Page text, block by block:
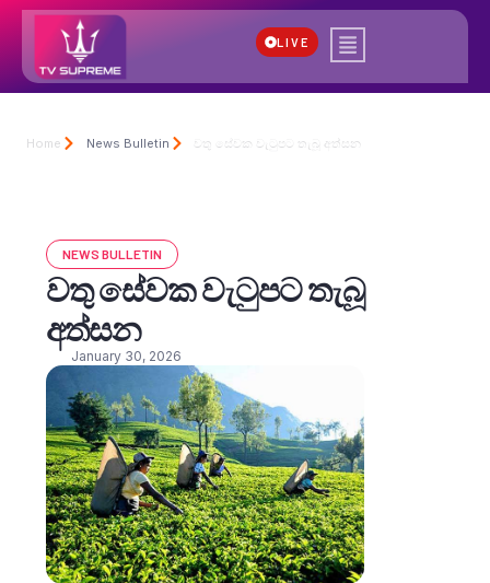
LIVE
Home News Bulletin වතු සේවක වැටුපට තැබූ අත්සන
NEWS BULLETIN
වතු සේවක වැටුපට තැබූ
අත්සන
January 30, 2026